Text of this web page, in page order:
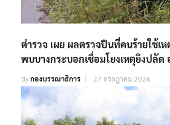
ตำรวจ เผย ผลตรวจปืนที่คนร้ายใช้เ
พบบางกระบอกเชื่อมโยงเหตุยิงปลัด
Byกองบรรณาธิการ 27 กรกฎาคม 2026